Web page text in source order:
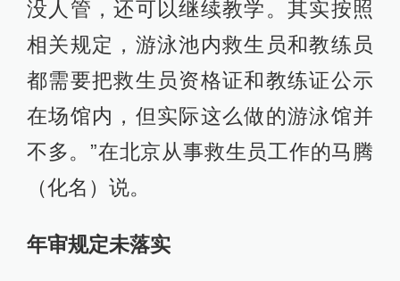
没人管，还可以继续教学。其实按照
相关规定，游泳池内救生员和教练员
都需要把救生员资格证和教练证公示
在场馆内，但实际这么做的游泳馆并
不多。”在北京从事救生员工作的马腾
（化名）说。
年审规定未落实